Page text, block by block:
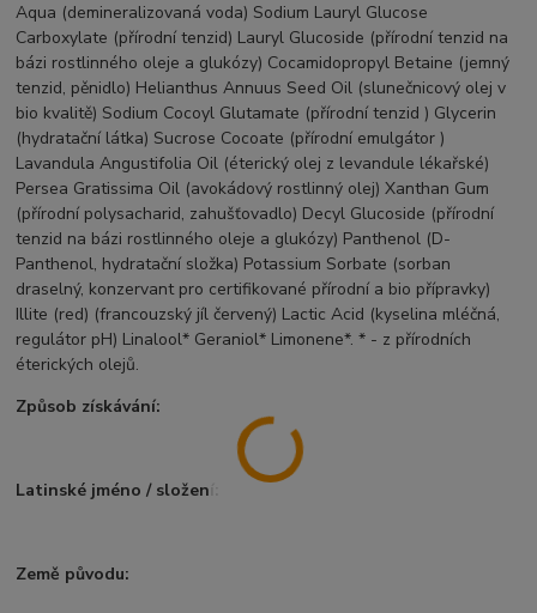
Aqua (demineralizovaná voda) Sodium Lauryl Glucose
Carboxylate (přírodní tenzid) Lauryl Glucoside (přírodní tenzid na
bázi rostlinného oleje a glukózy) Cocamidopropyl Betaine (jemný
tenzid, pěnidlo) Helianthus Annuus Seed Oil (slunečnicový olej v
bio kvalitě) Sodium Cocoyl Glutamate (přírodní tenzid ) Glycerin
(hydratační látka) Sucrose Cocoate (přírodní emulgátor )
Lavandula Angustifolia Oil (éterický olej z levandule lékařské)
Persea Gratissima Oil (avokádový rostlinný olej) Xanthan Gum
(přírodní polysacharid, zahušťovadlo) Decyl Glucoside (přírodní
tenzid na bázi rostlinného oleje a glukózy) Panthenol (D-
Panthenol, hydratační složka) Potassium Sorbate (sorban
draselný, konzervant pro certifikované přírodní a bio přípravky)
Illite (red) (francouzský jíl červený) Lactic Acid (kyselina mléčná,
regulátor pH) Linalool* Geraniol* Limonene*. * - z přírodních
éterických olejů.
Způsob získávání:
Latinské jméno / složení:
Země původu: